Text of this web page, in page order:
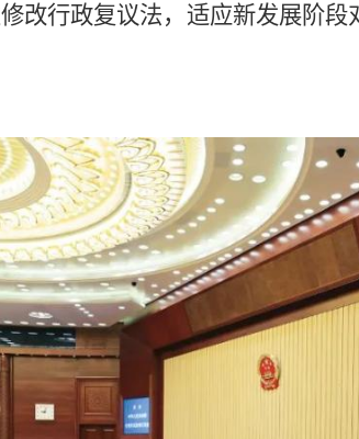
改行政复议法，适应新发展阶